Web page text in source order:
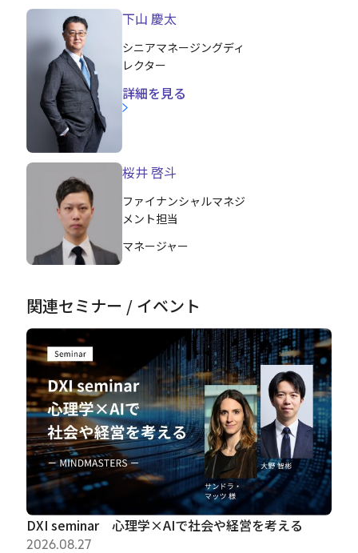
下山 慶太
シニアマネージングディ
レクター
詳細を見る
桜井 啓斗
ファイナンシャルマネジ
メント担当
マネージャー
関連セミナー / イベント
DXI seminar 心理学×AIで社会や経営を考える
2026.08.27